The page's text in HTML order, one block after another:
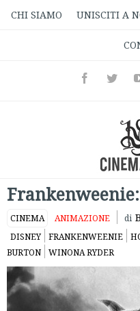
CHI SIAMO UNISCITI A
Facebook
CINEMA ANIMAZIONE di
DISNEY FRANKENWEENIE
BURTON
WINONA RYDER